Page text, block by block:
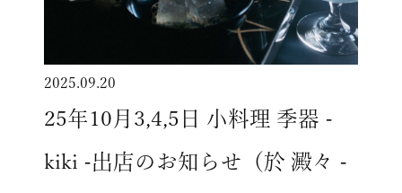
2025.09.20
25年10月3,4,5日 小料理 季器 -
kiki -出店のお知らせ（於 澱々 -